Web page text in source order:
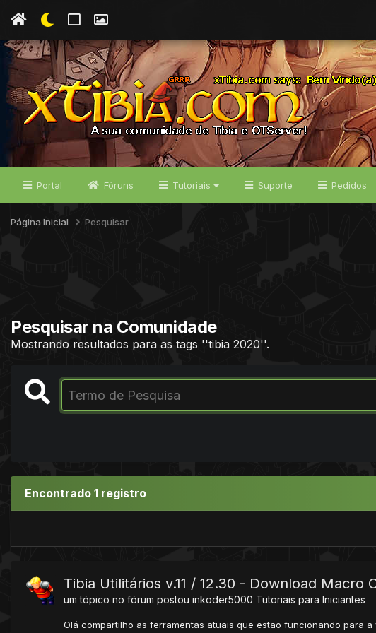
Portal Fóruns Tutoriais Suporte Pedidos
Página Inicial Pesquisar
Pesquisar na Comunidade
Mostrando resultados para as tags ''tibia 2020''.
Encontrado 1 registro
Tibia Utilitários v.11 / 12.30 - Download
um tópico no fórum postou inkoder5000 Tutoriais para Iniciantes
Olá compartilho as ferramentas atuais que estão funcionando para a